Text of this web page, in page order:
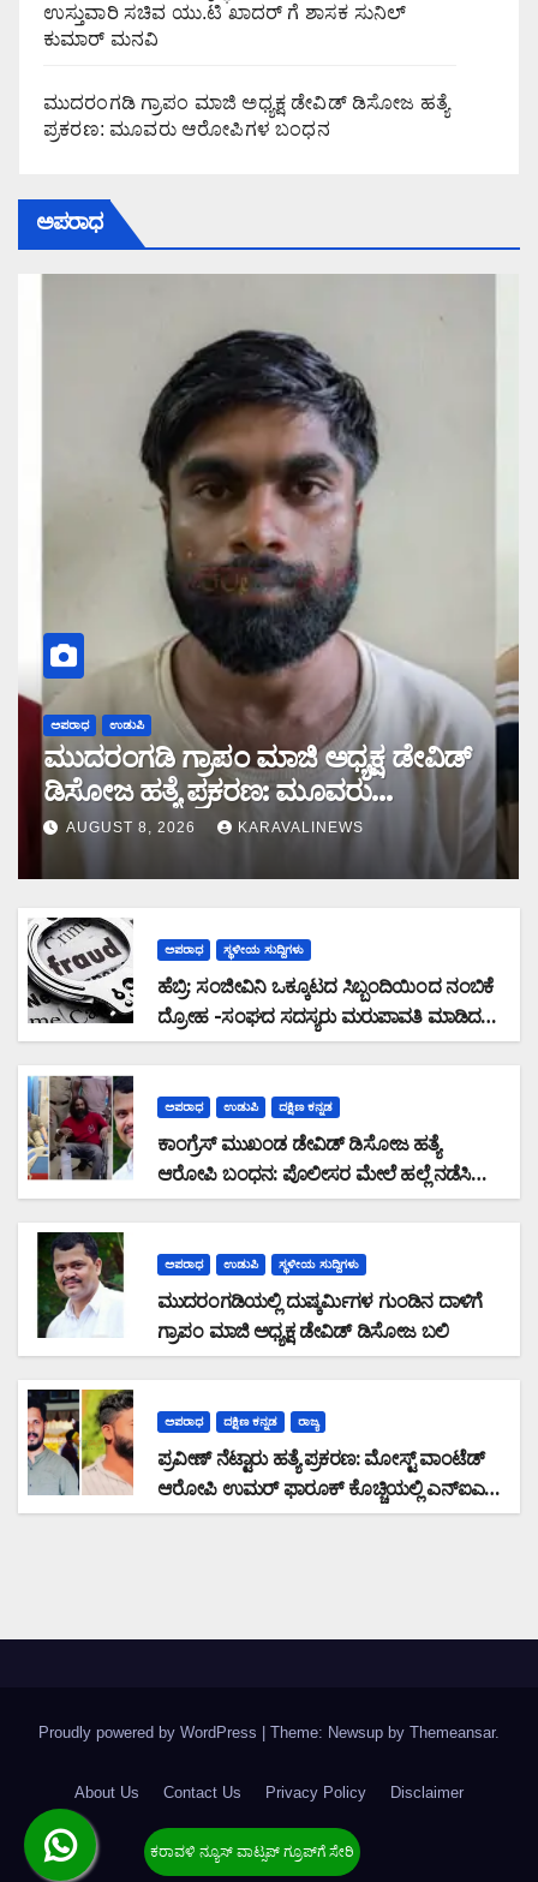
ಉಸ್ತುವಾರಿ ಸಚಿವ ಯು.ಟಿ ಖಾದರ್ ಗೆ ಶಾಸಕ ಸುನಿಲ್‌
ಕುಮಾರ್‌ ಮನವಿ
ಮುದರಂಗಡಿ ಗ್ರಾಪಂ ಮಾಜಿ ಅಧ್ಯಕ್ಷ ಡೇವಿಡ್ ಡಿಸೋಜ ಹತ್ಯೆ
ಪ್ರಕರಣ: ಮೂವರು ಆರೋಪಿಗಳ ಬಂಧನ
ಅಪರಾಧ
ಅಪರಾಧ ಉಡುಪಿ
ಮುದರಂಗಡಿ ಗ್ರಾಪಂ ಮಾಜಿ ಅಧ್ಯಕ್ಷ ಡೇವಿಡ್
ಡಿಸೋಜ ಹತ್ಯೆ ಪ್ರಕರಣ: ಮೂವರು
ಆರೋಪಿಗಳ ಬಂಧನ
AUGUST 8, 2026 KARAVALINEWS
ಅಪರಾಧ ಸ್ಥಳೀಯ ಸುದ್ದಿಗಳು
ಹೆಬ್ರಿ: ಸಂಜೀವಿನಿ ಒಕ್ಕೂಟದ ಸಿಬ್ಬಂದಿಯಿಂದ ನಂಬಿಕೆ
ದ್ರೋಹ -ಸಂಘದ ಸದಸ್ಯರು ಮರುಪಾವತಿ ಮಾಡಿದ
ಸಾಲ ಜಮಾ ಮಾಡದೆ 28,19,489 ರೂ. ವಂಚನೆ
ಅಪರಾಧ ಉಡುಪಿ ದಕ್ಷಿಣ ಕನ್ನಡ
ಕಾಂಗ್ರೆಸ್ ಮುಖಂಡ ಡೇವಿಡ್ ಡಿಸೋಜ ಹತ್ಯೆ
ಆರೋಪಿ ಬಂಧನ: ಪೊಲೀಸರ ಮೇಲೆ ಹಲ್ಲೆ ನಡೆಸಿ
ಪರಾರಿಯಾಗುತ್ತಿದ್ದ ಆರೋಪಿ ಕಾಲಿಗೆ ಫೈರಿಂಗ್
ಅಪರಾಧ ಉಡುಪಿ ಸ್ಥಳೀಯ ಸುದ್ದಿಗಳು
ಮುದರಂಗಡಿಯಲ್ಲಿ ದುಷ್ಕರ್ಮಿಗಳ ಗುಂಡಿನ ದಾಳಿಗೆ
ಗ್ರಾಪಂ ಮಾಜಿ ಅಧ್ಯಕ್ಷ ಡೇವಿಡ್ ಡಿಸೋಜ ಬಲಿ
ಅಪರಾಧ ದಕ್ಷಿಣ ಕನ್ನಡ ರಾಜ್ಯ
ಪ್ರವೀಣ್ ನೆಟ್ಟಾರು ಹತ್ಯೆ ಪ್ರಕರಣ: ಮೋಸ್ಟ್ ವಾಂಟೆಡ್
ಆರೋಪಿ ಉಮರ್ ಫಾರೂಕ್ ಕೊಚ್ಚಿಯಲ್ಲಿ ಎನ್‌ಐಎ
ವಶಕ್ಕೆ
Proudly powered by WordPress | Theme: Newsup by Themeansar.
About Us Contact Us Privacy Policy Disclaimer
Terms & Condition